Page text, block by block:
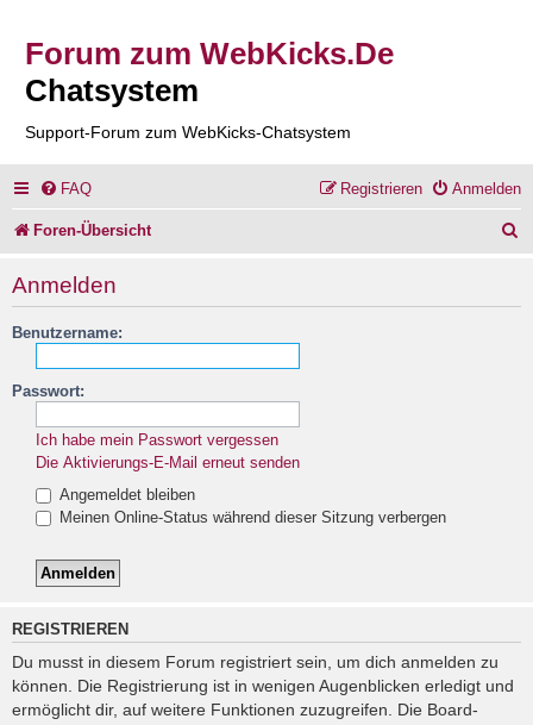
Forum zum WebKicks.De
Chatsystem
Support-Forum zum WebKicks-Chatsystem
FAQ Anmelden
Registrieren
Foren-Übersicht
Anmelden
Benutzername:
Passwort:
Ich habe mein Passwort vergessen
Die Aktivierungs-E-Mail erneut senden
Angemeldet bleiben
Meinen Online-Status während dieser Sitzung verbergen
REGISTRIEREN
Du musst in diesem Forum registriert sein, um dich anmelden zu
können. Die Registrierung ist in wenigen Augenblicken erledigt und
ermöglicht dir, auf weitere Funktionen zuzugreifen. Die Board-